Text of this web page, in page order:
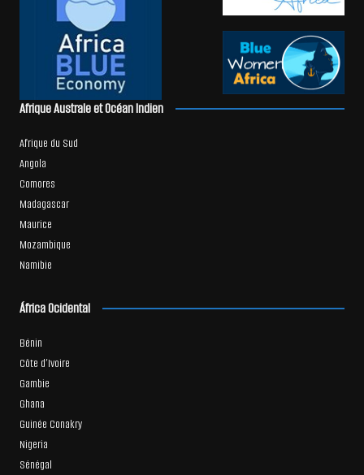
Afrique Australe et Océan Indien
Afrique du Sud
Angola
Comores
Madagascar
Maurice
Mozambique
Namibie
África Ocidental
Bénin
Côte d’Ivoire
Gambie
Ghana
Guinée Conakry
Nigeria
Sénégal